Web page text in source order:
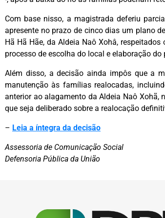
Com base nisso, a magistrada deferiu
apresente no prazo de cinco dias um plano
Hã Hã Hãe, da Aldeia Naô Xohâ,
processo de escolha do local e elaboração do
Além disso, a decisão ainda impôs que a
manutenção às famílias realocadas,
anterior ao alagamento da Aldeia Naô Xohã,
que seja deliberado sobre a realocação
– Leia a íntegra da decisão
Assessoria de Comunicação Social
Defensoria Pública da União